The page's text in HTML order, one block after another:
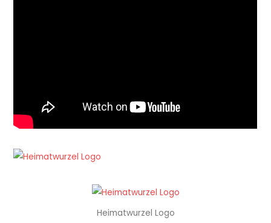
Heimatwurzel Logo